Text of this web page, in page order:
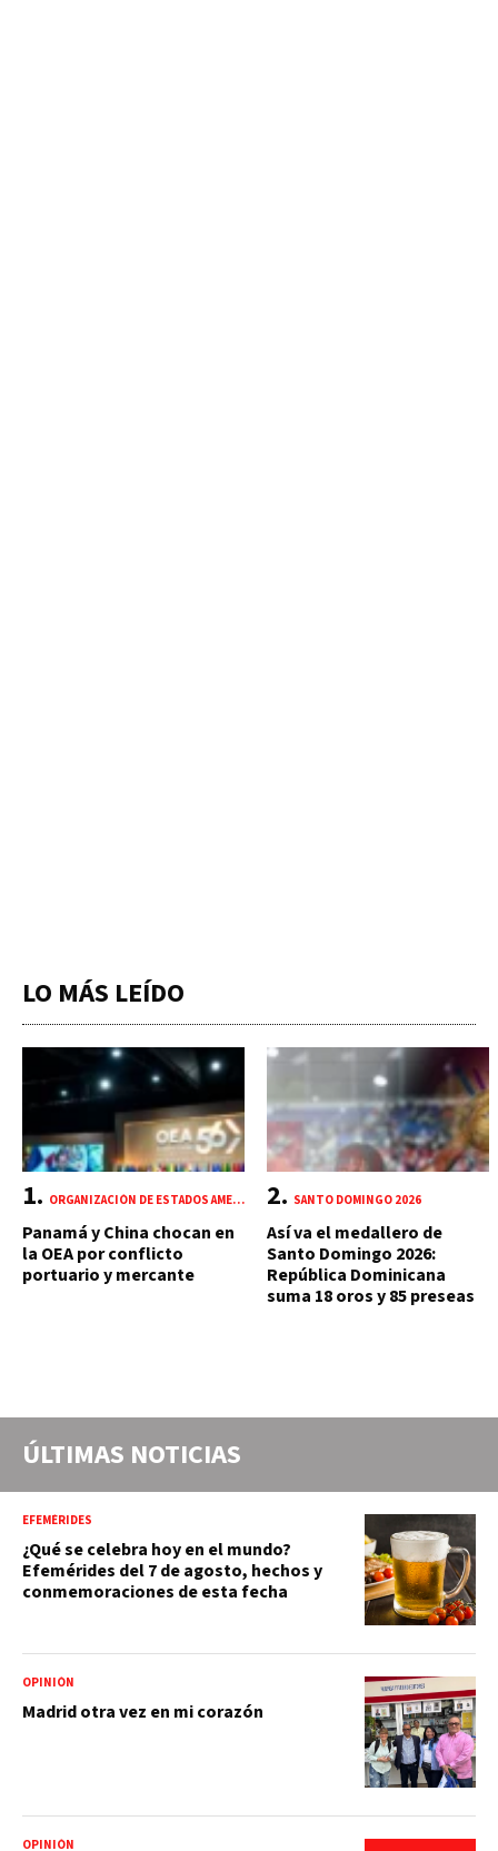
LO MÁS LEÍDO
ORGANIZACIÓN DE ESTADOS AMERICANOS (OEA)
Panamá y China chocan en
la OEA por conflicto
portuario y mercante
SANTO DOMINGO 2026
Así va el medallero de
Santo Domingo 2026:
República Dominicana
suma 18 oros y 85 preseas
ÚLTIMAS NOTICIAS
EFEMÉRIDES
¿Qué se celebra hoy en el mundo?
Efemérides del 7 de agosto, hechos y
conmemoraciones de esta fecha
OPINIÓN
Madrid otra vez en mi corazón
OPINIÓN